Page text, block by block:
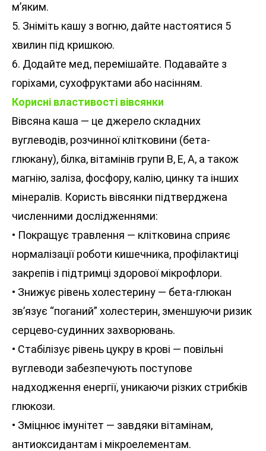
м’яким.
5. Зніміть кашу з вогню, дайте настоятися 5
хвилин під кришкою.
6. Додайте мед, перемішайте. Подавайте з
горіхами, сухофруктами або насінням.
Корисні властивості вівсянки
Вівсяна каша — це джерело складних
вуглеводів, розчинної клітковини (бета-
глюкану), білка, вітамінів групи В, Е, А, а також
магнію, заліза, фосфору, калію, цинку та інших
мінералів. Користь вівсянки підтверджена
численними дослідженнями:
• Покращує травлення — клітковина сприяє
нормалізації роботи кишечника, профілактиці
закрепів і підтримці здорової мікрофлори.
• Знижує рівень холестерину — бета-глюкан
зв’язує “поганий” холестерин, зменшуючи ризик
серцево-судинних захворювань.
• Стабілізує рівень цукру в крові — повільні
вуглеводи забезпечують поступове
надходження енергії, уникаючи різких стрибків
глюкози.
• Зміцнює імунітет — завдяки вітамінам,
антиоксидантам і мікроелементам.